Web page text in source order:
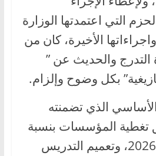
التي اعتمدتها الوزارة
الأخيرة، كان من
التدرج والحديث عن ”
بكل وضوح وإلزام.
الذي تضمنته
تغطية المؤسسات بنسبة
50 في المئة سنة 2026، وتعميم التدريس